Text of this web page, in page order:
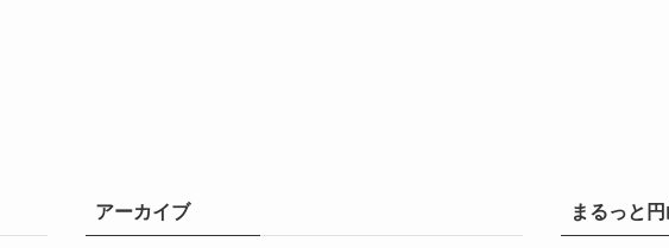
アーカイブ まるっと